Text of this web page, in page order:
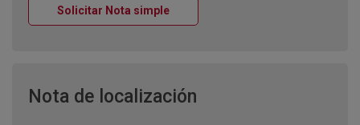
Solicitar Nota simpleVentana nueva
Nota de localización